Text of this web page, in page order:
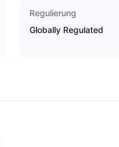
Regulierung
Globally Regulated